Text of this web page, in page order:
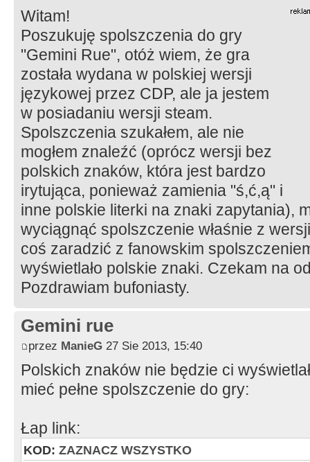
Witam!
Poszukuję spolszczenia do gry
"Gemini Rue", otóż wiem, że gra
została wydana w polskiej wersji
językowej przez CDP, ale ja jestem
w posiadaniu wersji steam.
Spolszczenia szukałem, ale nie
mogłem znaleźć (oprócz wersji bez
polskich znaków, która jest bardzo
irytująca, ponieważ zamienia "ś,ć,ą" i
inne polskie literki na znaki zapytania),
wyciągnąć spolszczenie właśnie z
coś zaradzić z fanowskim
wyświetlało polskie znaki. Czekam na
Pozdrawiam bufoniasty.
Gemini rue
przez ManieG 27 Sie 2013, 15:40
Polskich znaków nie będzie ci
mieć pełne spolszczenie do gry:
Łap link:
KOD: ZAZNACZ WSZYSTKO